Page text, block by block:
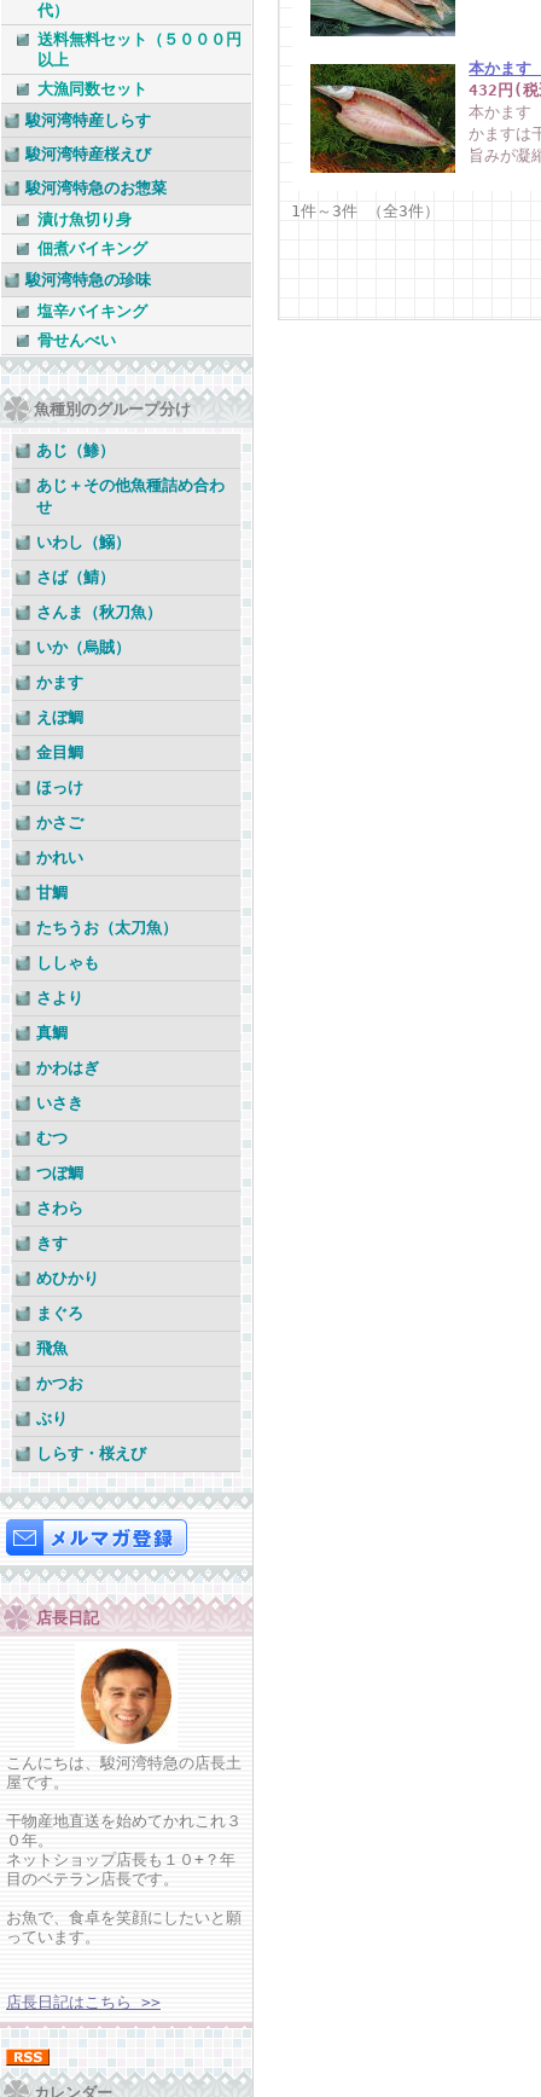
代）
送料無料セット（５０００円
以上
大漁同数セット
駿河湾特産しらす
駿河湾特産桜えび
駿河湾特急のお惣菜
漬け魚切り身
佃煮バイキング
駿河湾特急の珍味
塩辛バイキング
骨せんべい
魚種別のグループ分け
あじ（鯵）
あじ＋その他魚種詰め合わ
せ
いわし（鰯）
さば（鯖）
さんま（秋刀魚）
いか（烏賊）
かます
えぼ鯛
金目鯛
ほっけ
かさご
かれい
甘鯛
たちうお（太刀魚）
ししゃも
さより
真鯛
かわはぎ
いさき
むつ
つぼ鯛
さわら
きす
めひかり
まぐろ
飛魚
かつお
ぶり
しらす・桜えび
店長日記
こんにちは、駿河湾特急の店長土
屋です。
干物産地直送を始めてかれこれ３
０年。
ネットショップ店長も１０+？年
目のベテラン店長です。
お魚で、食卓を笑顔にしたいと願
っています。
店長日記はこちら >>
カレンダー
本かます
432円(
本かます
かますは
旨みが凝
1件～3件 （全3件）